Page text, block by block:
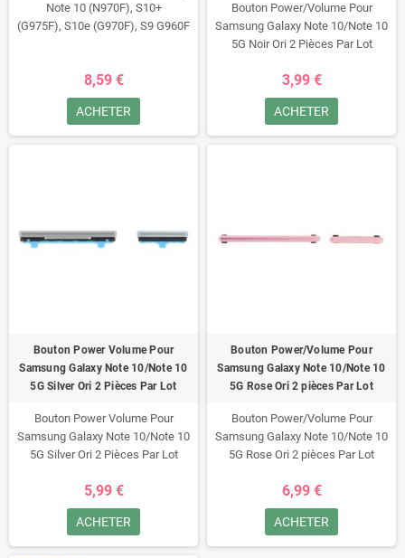
Note 10 (N970F), S10+
(G975F), S10e (G970F), S9 G960F
8,59 €
ACHETER
Bouton Power/Volume Pour
Samsung Galaxy Note 10/Note 10
5G Noir Ori 2 Pièces Par Lot
3,99 €
ACHETER
Bouton Power Volume Pour
Samsung Galaxy Note 10/Note 10
5G Silver Ori 2 Pièces Par Lot
Bouton Power Volume Pour
Samsung Galaxy Note 10/Note 10
5G Silver Ori 2 Pièces Par Lot
5,99 €
ACHETER
Bouton Power/Volume Pour
Samsung Galaxy Note 10/Note 10
5G Rose Ori 2 pièces Par Lot
Bouton Power/Volume Pour
Samsung Galaxy Note 10/Note 10
5G Rose Ori 2 pièces Par Lot
6,99 €
ACHETER